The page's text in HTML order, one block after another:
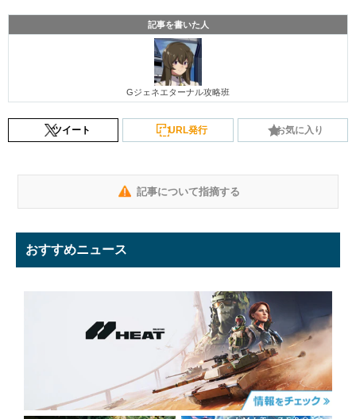
記事を書いた人
Gジェネエターナル攻略班
ツイート URL発行 お気に入り
記事について指摘する
おすすめニュース